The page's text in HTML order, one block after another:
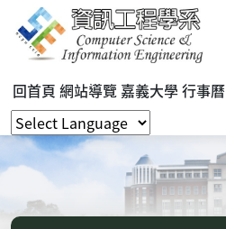
回首頁 網站導覽 嘉義大學行事曆